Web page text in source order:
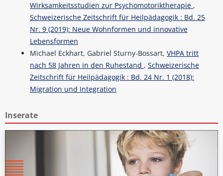
Wirksamkeitsstudien zur Psychomotoriktherapie ,
Schweizerische Zeitschrift für Heilpädagogik : Bd. 25
Nr. 9 (2019): Neue Wohnformen und innovative
Lebensformen
Michael Eckhart, Gabriel Sturny-Bossart, VHPA tritt
nach 58 Jahren in den Ruhestand , Schweizerische
Zeitschrift für Heilpädagogik : Bd. 24 Nr. 1 (2018):
Migration und Integration
Inserate